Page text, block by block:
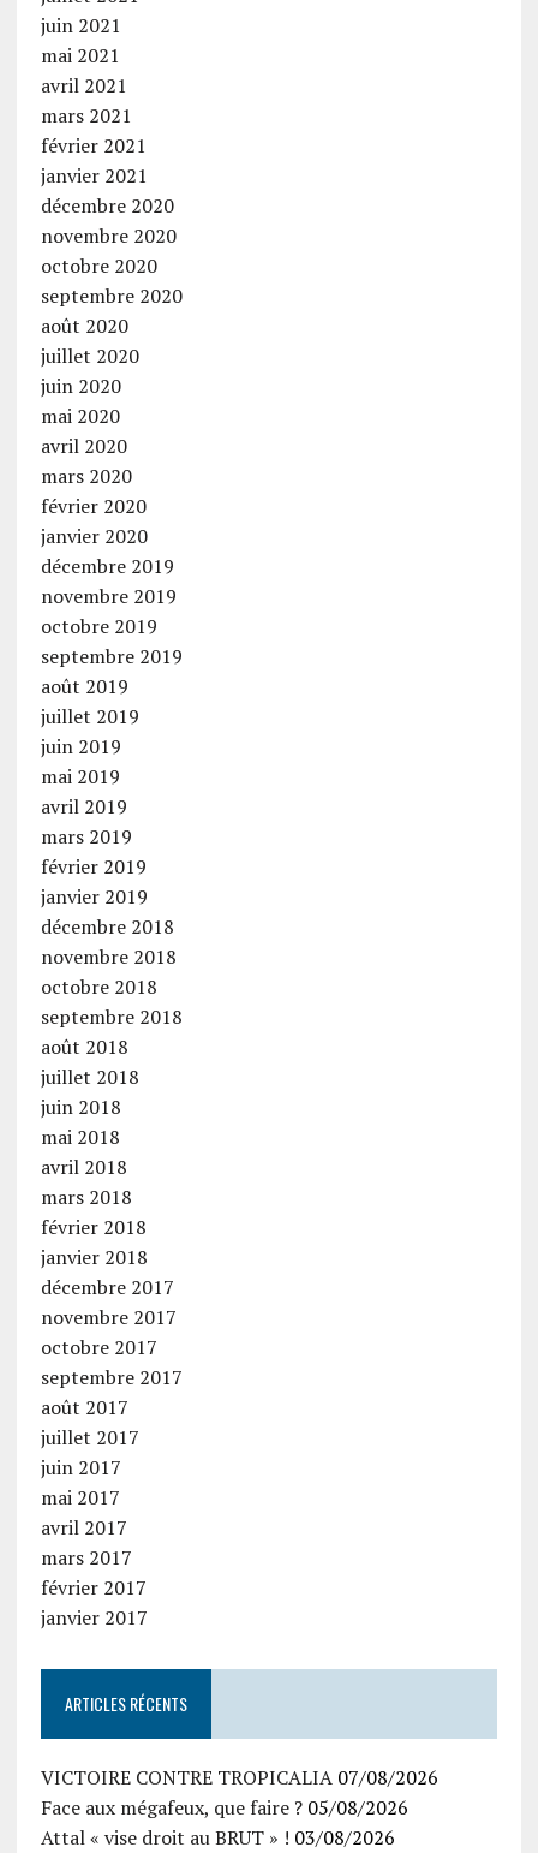
juin 2021
mai 2021
avril 2021
mars 2021
février 2021
janvier 2021
décembre 2020
novembre 2020
octobre 2020
septembre 2020
août 2020
juillet 2020
juin 2020
mai 2020
avril 2020
mars 2020
février 2020
janvier 2020
décembre 2019
novembre 2019
octobre 2019
septembre 2019
août 2019
juillet 2019
juin 2019
mai 2019
avril 2019
mars 2019
février 2019
janvier 2019
décembre 2018
novembre 2018
octobre 2018
septembre 2018
août 2018
juillet 2018
juin 2018
mai 2018
avril 2018
mars 2018
février 2018
janvier 2018
décembre 2017
novembre 2017
octobre 2017
septembre 2017
août 2017
juillet 2017
juin 2017
mai 2017
avril 2017
mars 2017
février 2017
janvier 2017
ARTICLES RÉCENTS
VICTOIRE CONTRE TROPICALIA 07/08/2026
Face aux mégafeux, que faire ? 05/08/2026
Attal « vise droit au BRUT » ! 03/08/2026